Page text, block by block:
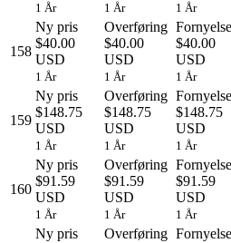
1 År 1 År 1 År
158
Ny pris
$40.00
USD
1 År
Overføring
$40.00
USD
1 År
Fornyelse
$40.00
USD
1 År
159
Ny pris
$148.75
USD
1 År
Overføring
$148.75
USD
1 År
Fornyelse
$148.75
USD
1 År
160
Ny pris
$91.59
USD
1 År
Overføring
$91.59
USD
1 År
Fornyelse
$91.59
USD
1 År
Ny pris
Overføring Fornyelse